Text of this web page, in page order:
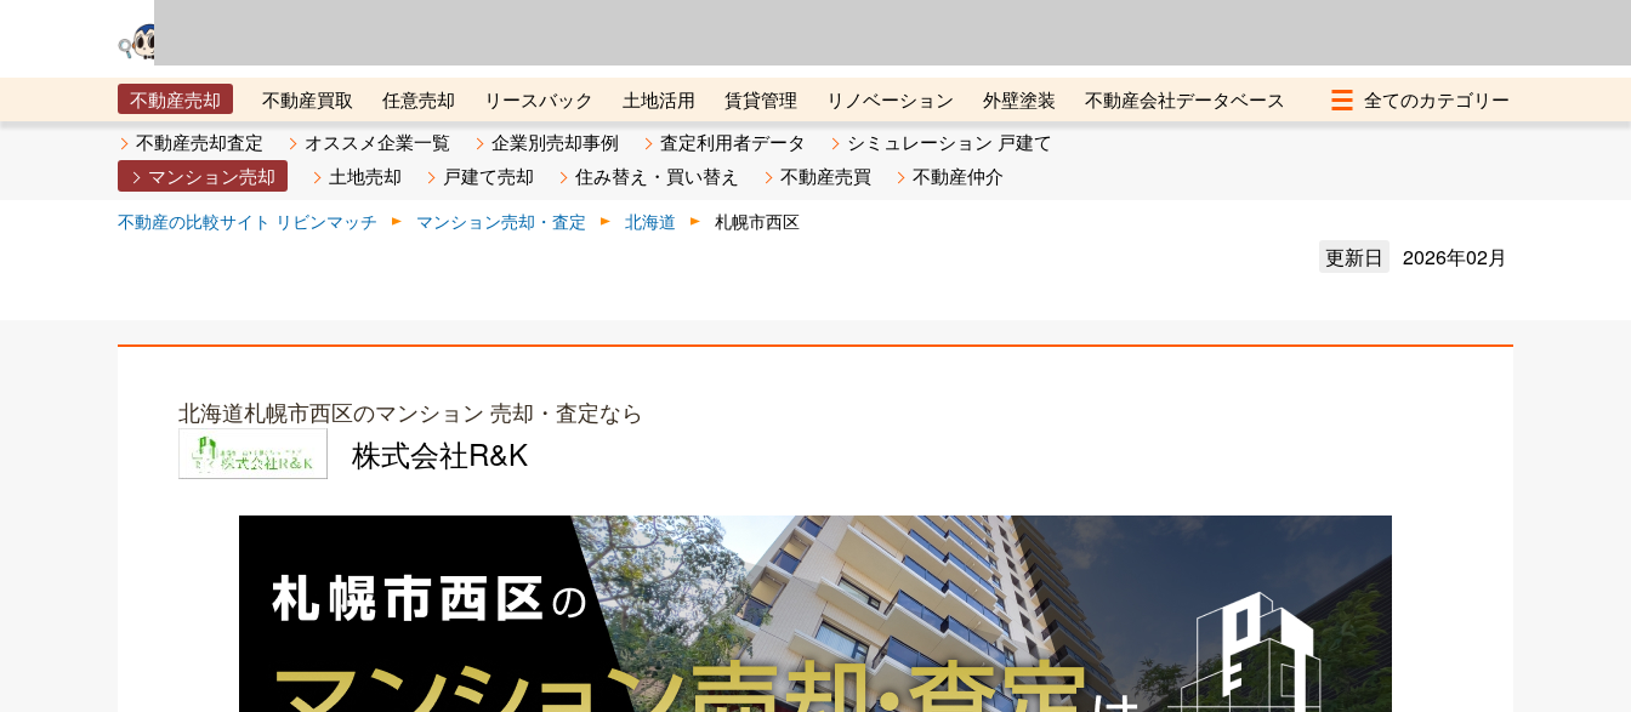
不動産売却 不動産買取 任意売却 リースバック 土地活用 賃貸管理 リノベーション 外壁塗装
不動産会社データベース
メタ住宅展示場
ベスト不動産カンパニー オンライン講座 リビンマガジンBiz 不動産売却ご相談デスク
不動産売却査定 オススメ企業一覧 企業別売却事例 査定利用者データ
シミュレーション 戸建て
マンション売却
土地売却 戸建て売却 住み替え・買い替え 不動産売買 不動産仲介
不動産の比較サイト リビンマッチ マンション売却・査定 北海道 札幌市西区
更新日 2026年02月
北海道札幌市西区のマンション 売却・査定なら
株式会社R&K